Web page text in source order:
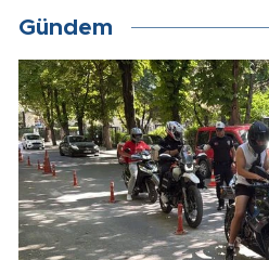
Gündem